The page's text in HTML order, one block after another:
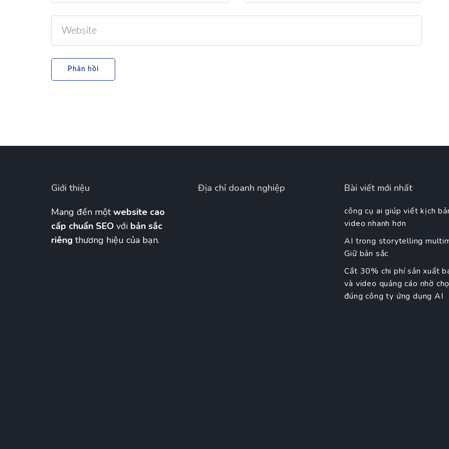
Giới thiệu
Mang đến mộtwebsite cao
cấp chuẩn SEO với bản sắc
riêng thương hiệu của bạn.
Địa chỉ doanh nghiệp Bài viết mới nhất
công cụ ai giúp viết kịch
video nhanh hơn
AI trong storytelling
Giữ bản sắc
Cắt 30% chi phí sản xuất
và video quảng cáo nhờ
đúng công ty ứng dụng AI